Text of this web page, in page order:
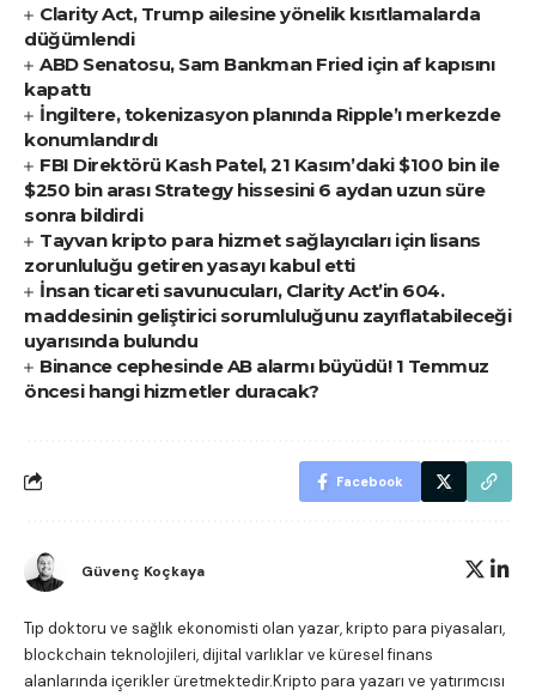
Clarity Act, Trump ailesine yönelik kısıtlamalarda
düğümlendi
ABD Senatosu, Sam Bankman Fried için af kapısını
kapattı
İngiltere, tokenizasyon planında Ripple’ı merkezde
konumlandırdı
FBI Direktörü Kash Patel, 21 Kasım’daki $100 bin ile
$250 bin arası Strategy hissesini 6 aydan uzun süre
sonra bildirdi
Tayvan kripto para hizmet sağlayıcıları için lisans
zorunluluğu getiren yasayı kabul etti
İnsan ticareti savunucuları, Clarity Act’in 604.
maddesinin geliştirici sorumluluğunu zayıflatabileceği
uyarısında bulundu
Binance cephesinde AB alarmı büyüdü! 1 Temmuz
öncesi hangi hizmetler duracak?
Facebook
Güvenç Koçkaya
Tıp doktoru ve sağlık ekonomisti olan yazar, kripto para piyasaları,
blockchain teknolojileri, dijital varlıklar ve küresel finans
alanlarında içerikler üretmektedir.Kripto para yazarı ve yatırımcısı